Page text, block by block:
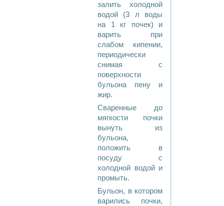
залить холодной
водой (3 л воды
на 1 кг почек) и
варить при
слабом кипении,
периодически
снимая с
поверхности
бульона пену и
жир.
Сваренные до
мягкости почки
вынуть из
бульона,
положить в
посуду с
холодной водой и
промыть.
Бульон, в котором
варились почки,